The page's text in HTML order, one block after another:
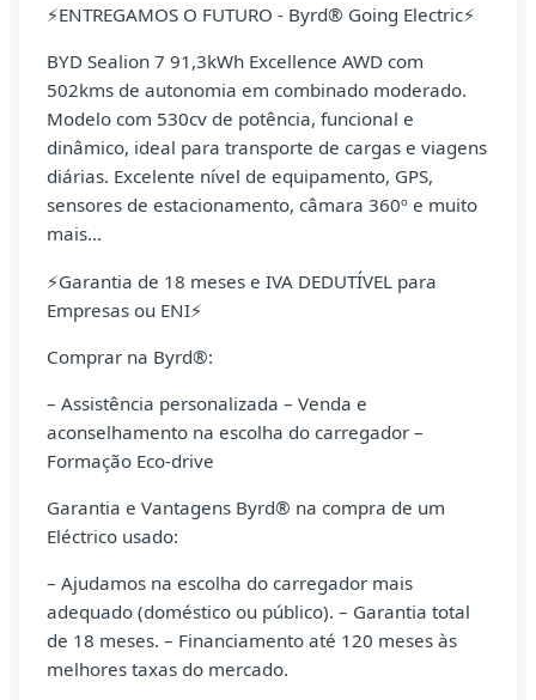
⚡ENTREGAMOS O FUTURO - Byrd® Going Electric⚡
BYD Sealion 7 91,3kWh Excellence AWD com
502kms de autonomia em combinado moderado.
Modelo com 530cv de potência, funcional e
dinâmico, ideal para transporte de cargas e viagens
diárias. Excelente nível de equipamento, GPS,
sensores de estacionamento, câmara 360º e muito
mais...
⚡Garantia de 18 meses e IVA DEDUTÍVEL para
Empresas ou ENI⚡
Comprar na Byrd®:
– Assistência personalizada – Venda e
aconselhamento na escolha do carregador –
Formação Eco-drive
Garantia e Vantagens Byrd® na compra de um
Eléctrico usado:
– Ajudamos na escolha do carregador mais
adequado (doméstico ou público). – Garantia total
de 18 meses. – Financiamento até 120 meses às
melhores taxas do mercado.